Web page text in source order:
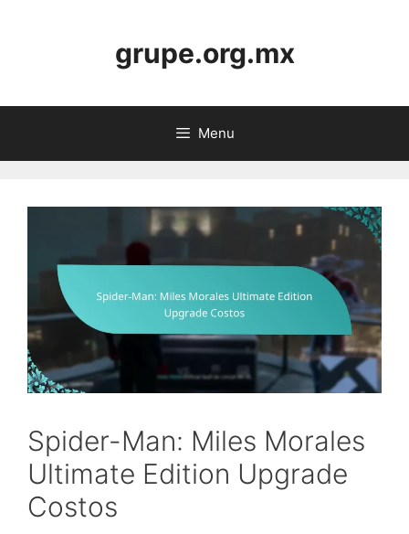
grupe.org.mx
Menu
Spider-Man: Miles Morales
Ultimate Edition Upgrade
Costos